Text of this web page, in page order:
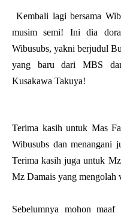
Kembali lagi bersama
musim semi! Ini dia
Wibusubs, yakni berjudul
yang baru dari MBS
Kusakawa Takuya!
Terima kasih untuk Mas
Wibusubs dan menangani
Terima kasih juga untuk
Mz Damais yang mengolah
Sebelumnya mohon